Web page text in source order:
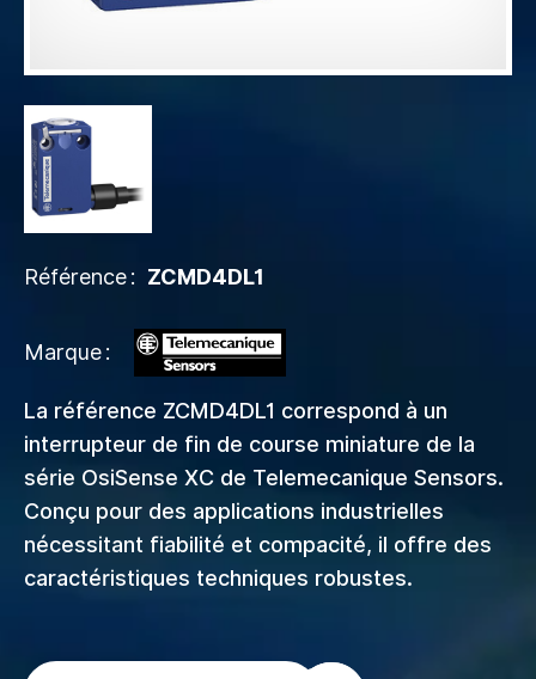
Référence ZCMD4DL1
Marque
La référence ZCMD4DL1 correspond à un
interrupteur de fin de course miniature de la
série OsiSense XC de Telemecanique Sensors.
Conçu pour des applications industrielles
nécessitant fiabilité et compacité, il offre des
caractéristiques techniques robustes.